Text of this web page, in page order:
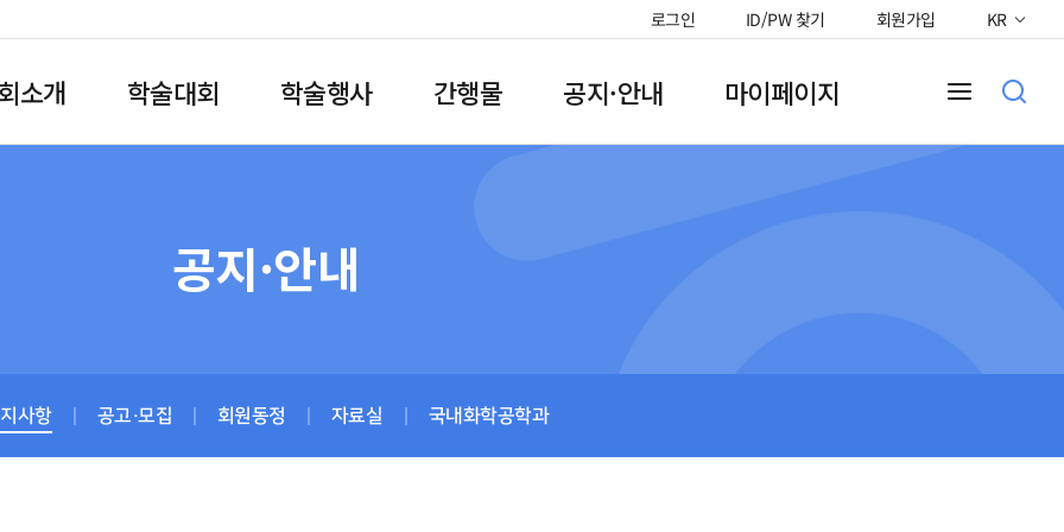
로그인 ID/PW 찾기 회원가입 KR
소개 학술대회 학술행사 간행물 공지·안내 마이페이지
공지·안내
사항 공고·모집 회원동정 자료실 국내화학공학과